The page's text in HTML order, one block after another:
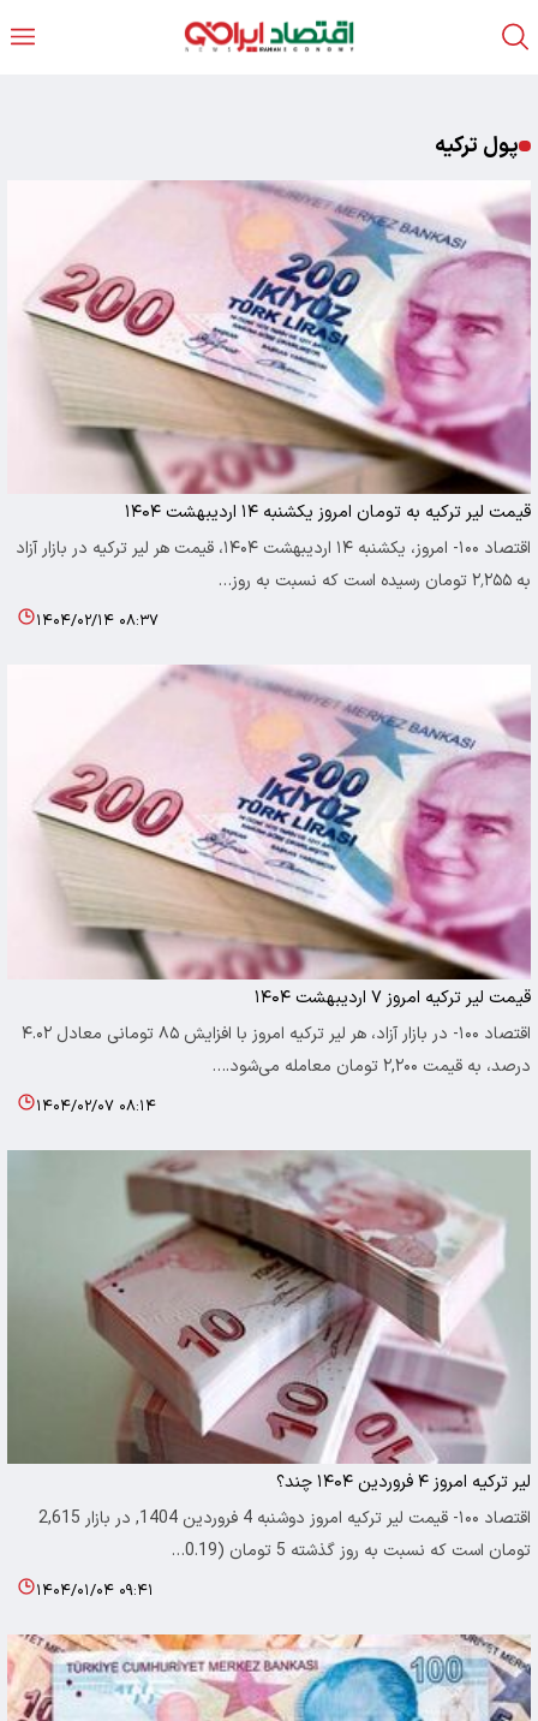
پول ترکیه
قیمت لیر ترکیه به تومان امروز یکشنبه ۱۴ اردیبهشت ۱۴۰۴
اقتصاد ۱۰۰- امروز، یکشنبه ۱۴ اردیبهشت ۱۴۰۴، قیمت هر لیر ترکیه در بازار آزاد
به ۲٬۲۵۵ تومان رسیده است که نسبت به روز…
۱۴۰۴/۰۲/۱۴ ۰۸:۳۷
قیمت لیر ترکیه امروز ۷ اردیبهشت ۱۴۰۴
اقتصاد ۱۰۰- در بازار آزاد، هر لیر ترکیه امروز با افزایش ۸۵ تومانی معادل ۴.۰۲
درصد، به قیمت ۲,۲۰۰ تومان معامله می‌شود.…
۱۴۰۴/۰۲/۰۷ ۰۸:۱۴
لیر ترکیه امروز ۴ فروردین ۱۴۰۴ چند؟
اقتصاد ۱۰۰- قیمت لیر ترکیه امروز دوشنبه 4 فروردین 1404, در بازار 2,615
تومان است که نسبت به روز گذشته 5 تومان (0.19…
۱۴۰۴/۰۱/۰۴ ۰۹:۴۱